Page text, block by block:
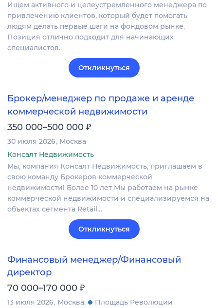
Ищем активного и целеустремленного менеджера по
привлечению клиентов, который будет помогать
людям делать первые шаги на фондовом рынке.
Позиция отлично подходит для начинающих
специалистов.
Откликнуться
Брокер/менеджер по продаже и аренде
коммерческой недвижимости
350 000–500 000 ₽
30 июля 2026 Москва
Консалт Недвижимость
Мы, компания Консалт Недвижимость, приглашаем в
свою команду Брокеров коммерческой
недвижимости! Более 10 лет Мы работаем на рынке
коммерческой недвижимости и специализируемся на
объектах сегмента Retail…
Откликнуться
Финансовый менеджер/Финансовый
директор
70 000–170 000 ₽
13 июля 2026 Москва
Площадь Революции